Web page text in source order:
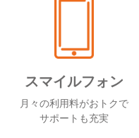
スマイルフォン
月々の利用料がおトクで
サポートも充実